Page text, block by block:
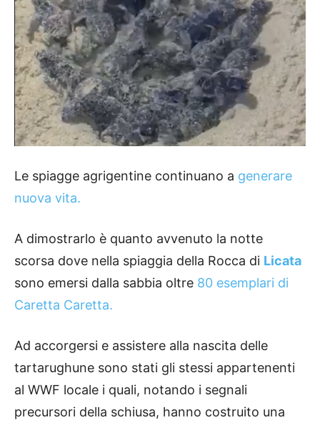
Le spiagge agrigentine continuano a generare
nuova vita.
A dimostrarlo è quanto avvenuto la notte
scorsa dove nella spiaggia della Rocca di Licata
sono emersi dalla sabbia oltre 80 esemplari di
Caretta Caretta.
Ad accorgersi e assistere alla nascita delle
tartarughune sono stati gli stessi appartenenti
al WWF locale i quali, notando i segnali
precursori della schiusa, hanno costruito una